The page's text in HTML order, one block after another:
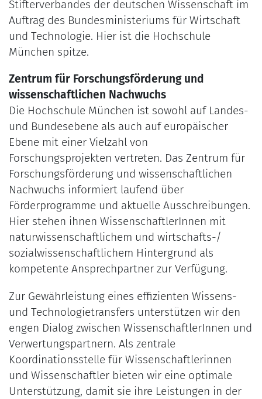
Stifterverbandes der deutschen Wissenschaft im
Auftrag des Bundesministeriums für Wirtschaft
und Technologie. Hier ist die Hochschule
München spitze.
Zentrum für Forschungsförderung und
wissenschaftlichen Nachwuchs
Die Hochschule München ist sowohl auf Landes-
und Bundesebene als auch auf europäischer
Ebene mit einer Vielzahl von
Forschungsprojekten vertreten. Das Zentrum für
Forschungsförderung und wissenschaftlichen
Nachwuchs informiert laufend über
Förderprogramme und aktuelle Ausschreibungen.
Hier stehen ihnen WissenschaftlerInnen mit
naturwissenschaftlichem und wirtschafts-/
sozialwissenschaftlichem Hintergrund als
kompetente Ansprechpartner zur Verfügung.
Zur Gewährleistung eines effizienten Wissens-
und Technologietransfers unterstützen wir den
engen Dialog zwischen WissenschaftlerInnen und
Verwertungspartnern. Als zentrale
Koordinationsstelle für Wissenschaftlerinnen
und Wissenschaftler bieten wir eine optimale
Unterstützung, damit sie ihre Leistungen in der